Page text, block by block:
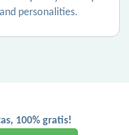
personalities.
100% gratis!